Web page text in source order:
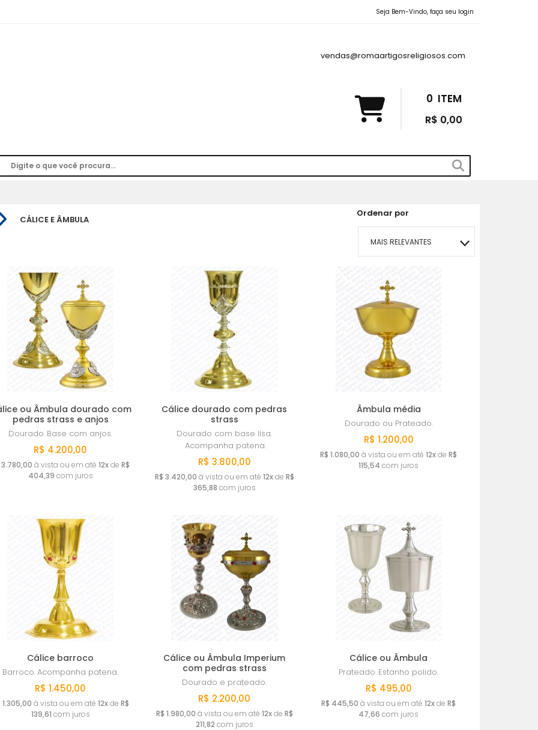
Seja Bem-Vindo, faça seu login
vendas@romaartigosreligiosos.com
0 ITEM
R$ 0,00
CÁLICE E ÂMBULA
Ordenar por
MAIS RELEVANTES
MAIS VENDIDOS
MENOR PREÇO
MAIOR PREÇO
A - Z
ou Âmbula dourado com
pedras strass e anjos
Dourado. Base com anjos.
R$ 4.200,00
3.780,00 à vista ou em até12xdeR$
404,39 com juros
Cálice dourado com pedras
strass
Dourado com base lisa.
Acompanha patena.
R$ 3.800,00
R$ 3.420,00 à vista ou em até 12xde R$
365,88 com juros
Âmbula média
Dourado ou Prateado.
R$ 1.200,00
R$ 1.080,00 à vista ou em até12xdeR$
115,54 com juros
Cálice barroco
Barroco.Acompanha patena.
R$ 1.450,00
1.305,00 à vista ou em até 12xde R$
139,61 com juros
Cálice ou Âmbula Imperium
com pedras strass
Dourado e prateado.
R$ 2.200,00
R$ 1.980,00 à vista ou em até 12xde R$
211,82 com juros
Cálice ou Âmbula
Prateado. Estanho polido.
R$ 495,00
R$ 445,50 à vista ou em até12xdeR$
47,66 com juros